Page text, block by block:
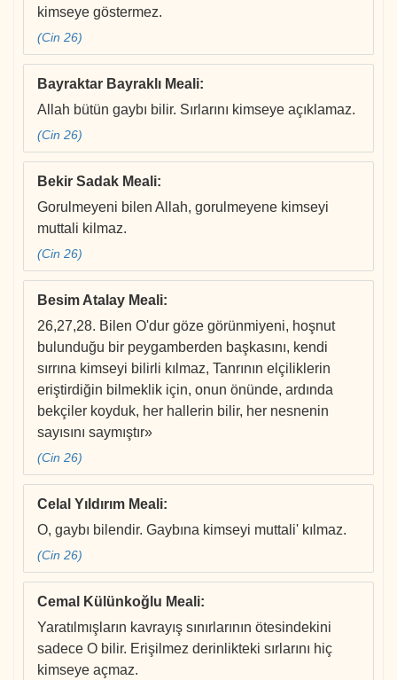
kimseye göstermez.
(Cin 26)
Bayraktar Bayraklı Meali:
Allah bütün gaybı bilir. Sırlarını kimseye açıklamaz.
(Cin 26)
Bekir Sadak Meali:
Gorulmeyeni bilen Allah, gorulmeyene kimseyi
muttali kilmaz.
(Cin 26)
Besim Atalay Meali:
26,27,28. Bilen O'dur göze görünmiyeni, hoşnut
bulunduğu bir peygamberden başkasını, kendi
sırrına kimseyi bilirli kılmaz, Tanrının elçiliklerin
eriştirdiğin bilmeklik için, onun önünde, ardında
bekçiler koyduk, her hallerin bilir, her nesnenin
sayısını saymıştır»
(Cin 26)
Celal Yıldırım Meali:
O, gaybı bilendir. Gaybına kimseyi muttali' kılmaz.
(Cin 26)
Cemal Külünkoğlu Meali:
Yaratılmışların kavrayış sınırlarının ötesindekini
sadece O bilir. Erişilmez derinlikteki sırlarını hiç
kimseye açmaz.